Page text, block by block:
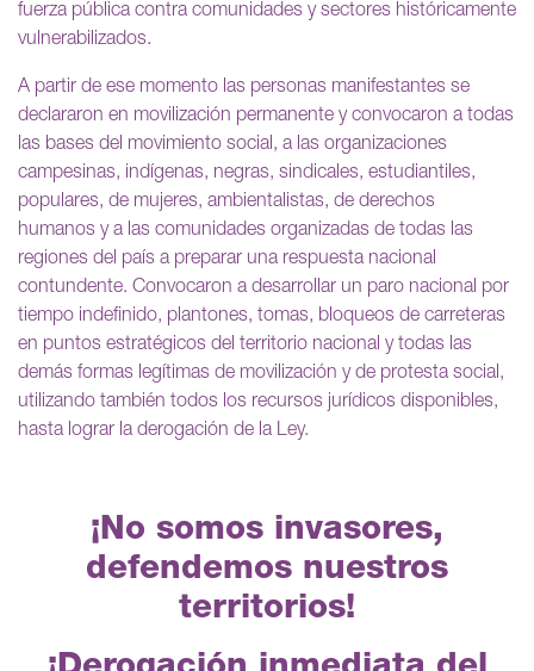
fuerza pública contra comunidades y sectores históricamente
vulnerabilizados.
A partir de ese momento las personas manifestantes se
declararon en movilización permanente y convocaron a todas
las bases del movimiento social, a las organizaciones
campesinas, indígenas, negras, sindicales, estudiantiles,
populares, de mujeres, ambientalistas, de derechos
humanos y a las comunidades organizadas de todas las
regiones del país a preparar una respuesta nacional
contundente. Convocaron a desarrollar un paro nacional por
tiempo indefinido, plantones, tomas, bloqueos de carreteras
en puntos estratégicos del territorio nacional y todas las
demás formas legítimas de movilización y de protesta social,
utilizando también todos los recursos jurídicos disponibles,
hasta lograr la derogación de la Ley.
¡No somos invasores,
defendemos nuestros
territorios!